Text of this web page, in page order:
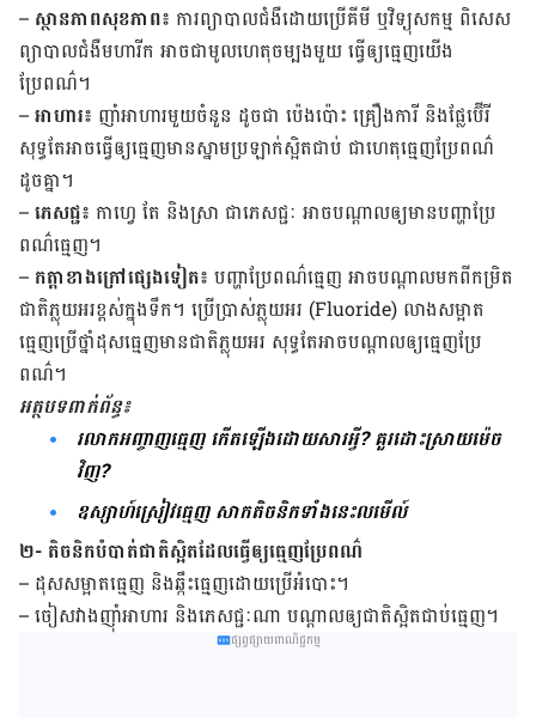
– ស្ថានភាពសុខភាព៖ ការ​ព្យាបាល​ជំងឺ​ដោយ​ប្រើ​គីមី​ ឬ​វិទ្យុសកម្ម​ ពិសេស​
ព្យាបាលជំងឺ​មហារីក ​អាច​ជាមូល​ហេតុ​ចម្បង​មួយ ធ្វើ​ឲ្យ​ធ្មេញ​យើង​
ប្រែពណ៌។
–អាហារ៖ ​ញាំ​អាហារ​មួយ​ចំនួន​ ​ដូចជា​ ប៉េងប៉ោះ​ គ្រឿងការី និង​ផ្លែ​ប៊ើរី ​
សុទ្ធ​តែ​អាច​ធ្វើឲ្យ​ធ្មេញ​​មាន​ស្នាម​ប្រឡាក់​ស្អិត​ជាប់​ ជា​ហេតុ​​ធ្មេញ​ប្រែ​ពណ៌
ដូច​គ្នា។ ​
–ភេសជ្ជ៖ កាហ្វេ​ តែ​ និង​ស្រា ​ជា​ភេសជ្ជៈ​ ​អាច​បណ្ដាលឲ្យ​មាន​បញ្ហា​ប្រែ​
ពណ៌​ធ្មេញ​។
– កត្តាខាងក្រៅផ្សេងទៀត៖ បញ្ហា​ប្រែ​ពណ៌​ធ្មេញ​ អាច​បណ្ដាល​មក​ពី​កម្រិត​
ជាតិ​ភ្លុយអរ​ខ្ពស់​ក្នុង​ទឹក។​ ប្រើប្រាស់​ភ្លុយអរ​ (Fluoride)​ លាង​សម្អាត​​
ធ្មេញ​ប្រើ​ថ្នាំ​ដុស​ធ្មេញ​​មាន​ជាតិ​ភ្លុយអរ ​សុទ្ធ​តែ​អាច​បណ្ដាល​ឲ្យ​​ធ្មេញ​ប្រែ​
ពណ៌។
អត្ថបទ​ពាក់​ព័ន្ធ៖
រលាកអញ្ចាញធ្មេញ កើតឡើងដោយសារអ្វី? គួរដោះស្រាយម៉េច
វិញ?
ឧស្សាហ៍ស្រៀវធ្មេញ សាកតិចនិកទាំងនេះលមើល៍
២- តិចនិកបំបាត់ជាតិ​ស្អិតដែលធ្វើ​ឲ្យ​ធ្មេញ​ប្រែ​ពណ៌
– ដុស​សម្អាត​ធ្មេញ ​និង​ឆ្កឹះ​ធ្មេញ​ដោយ​ប្រើ​អំបោះ។
– ចៀសវាង​ញ៉ាំ​អាហារ​ និង​ភេសជ្ជៈ​ណា​ ​បណ្ដាល​ឲ្យ​ជាតិ​ស្អិត​ជាប់​ធ្មេញ។
ផ្សព្វផ្សាយពាណិជ្ជកម្ម